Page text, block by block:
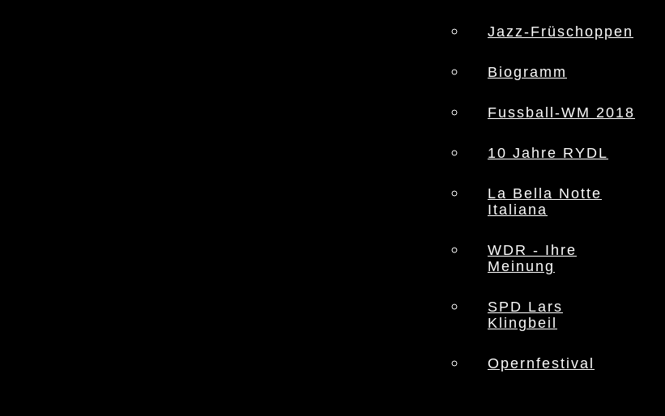
Jazz-Früschoppen
Biogramm
Fussball-WM 2018
10 Jahre RYDL
La Bella Notte
Italiana
WDR - Ihre
Meinung
SPD Lars
Klingbeil
Opernfestival